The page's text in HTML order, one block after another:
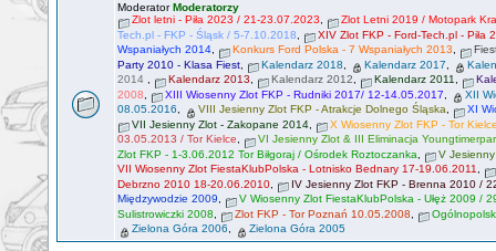
ModeratorModeratorzy
Zlot letni - Piła 2023 / 21-23.07.2023
Zlot Letni 2019 / Motopark
Tech.pl - FKP - Śląsk / 5-7.10.2018
XIV Zlot FKP - Ford-Tech.pl - Piła
Wspaniałych 2014
Konkurs Ford Polska - 7 Wspaniałych 2013
Party 2010 - Klasa Fiest
Kalendarz 2018 Kalendarz 2017
2014
Kalendarz 2013 Kalendarz 2012 Kalendarz 2011
2008
XIII Wiosenny Zlot FKP - Rudniki 2017/ 12-14.05.2017
XII
08.05.2016
VIII Jesienny Zlot FKP - Atrakcje Dolnego Śląska
XI
VII Jesienny Zlot - Zakopane 2014
X Wiosenny Zlot FKP - Tor
03.05.2013 / Tor Kielce
VI Jesienny Zlot & III Eliminacja
Zlot FKP - 1-3.06.2012 Tor Biłgoraj / Ośrodek Roztoczanka
V
VII Wiosenny Zlot FiestaKlubPolska - Lotnisko Bednary 17-19.06.2011
Debrzno 2010 18-20.06.2010
IV Jesienny Zlot FKP - Brenna 2010 /
Międzywodzie 2009
V Wiosenny Zlot FiestaKlubPolska - Ułęż 2009 /
Sulistrowiczki 2008
Zlot FKP - Tor Poznań 10.05.2008
Zielona Góra 2006
Zielona Góra 2005